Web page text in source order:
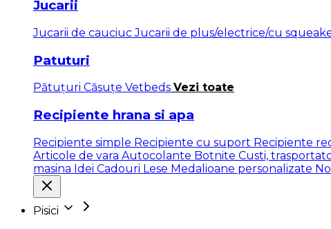
Jucarii
Jucarii de cauciucJucarii de plus/electrice/cu
Patuturi
Pătuţuri Căsuțe Vetbeds Vezi toate
Recipiente hrana si apa
Recipiente simple Recipiente cu suport Recipiente
Articole de vara Autocolante Botnite Custi,
masina Idei Cadouri Lese Medalioane personalizate
Pisici